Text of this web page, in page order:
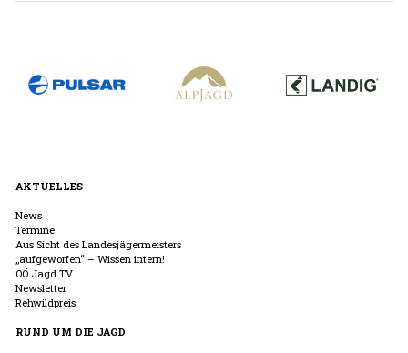
AKTUELLES
News
Termine
Aus Sicht des Landesjägermeisters
„aufgeworfen“ – Wissen intern!
OÖ Jagd TV
Newsletter
Rehwildpreis
RUND UM DIE JAGD